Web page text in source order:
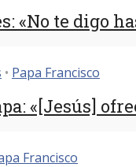
«No te digo
• Papa Francisco
«[Jesús]
Francisco